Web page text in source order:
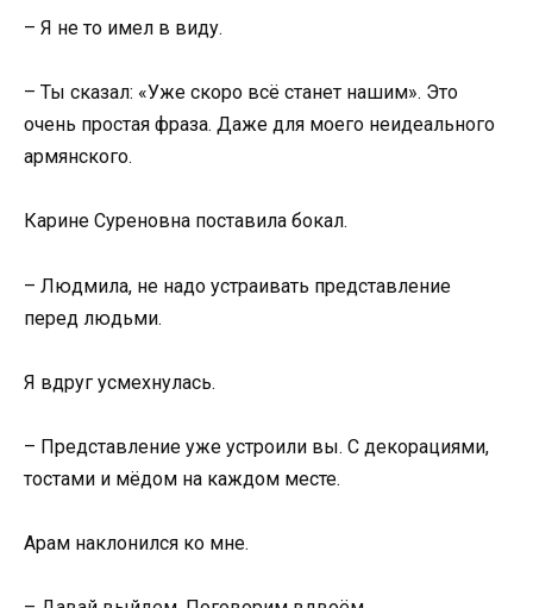
– Я не то имел в виду.
– Ты сказал: «Уже скоро всё станет нашим». Это
очень простая фраза. Даже для моего неидеального
армянского.
Карине Суреновна поставила бокал.
– Людмила, не надо устраивать представление
перед людьми.
Я вдруг усмехнулась.
– Представление уже устроили вы. С декорациями,
тостами и мёдом на каждом месте.
Арам наклонился ко мне.